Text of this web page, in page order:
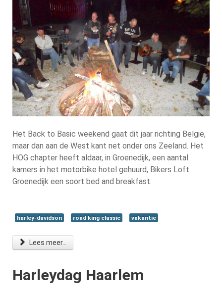
Het Back to Basic weekend gaat dit jaar richting België,
maar dan aan de West kant net onder ons Zeeland. Het
HOG chapter heeft aldaar, in Groenedijk, een aantal
kamers in het motorbike hotel gehuurd, Bikers Loft
Groenedijk een soort bed and breakfast.
harley-davidson road king classic vakantie
Lees meer...
Harleydag Haarlem